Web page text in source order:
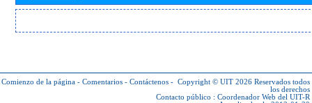
Comienzo de la página - Comentarios - Contáctenos - Copyright © UIT 2026 Reservados todos
los derechos
Contacto público : Coordenador Web del UIT-R